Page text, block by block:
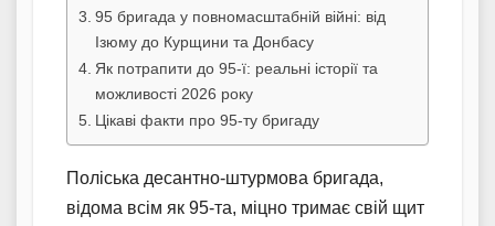
95 бригада у повномасштабній війні: від
Ізюму до Курщини та Донбасу
Як потрапити до 95-ї: реальні історії та
можливості 2026 року
Цікаві факти про 95-ту бригаду
Поліська десантно-штурмова бригада,
відома всім як 95-та, міцно тримає свій щит